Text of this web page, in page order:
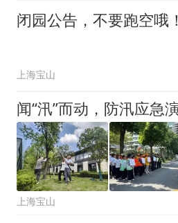
闭园公告，不要跑空哦！
上海宝山
上海宝山